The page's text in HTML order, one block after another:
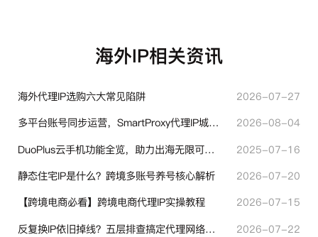
海外IP相关资讯
海外代理IP选购六大常见陷阱
2026-07-27
多平台账号同步运营，SmartProxy代理IP城市定位功能有哪些实用价值
2026-08-04
DuoPlus云手机功能全览，助力出海无限可能！
2025-07-16
静态住宅IP是什么？跨境多账号养号核心解析
2026-07-20
【跨境电商必看】跨境电商代理IP实操教程
2026-07-15
反复换IP依旧掉线？五层排查搞定代理网络异常
2026-07-22